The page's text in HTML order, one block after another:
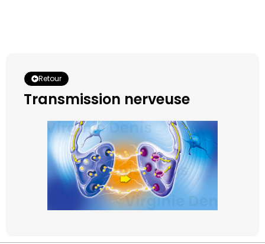
Retour
Transmission nerveuse